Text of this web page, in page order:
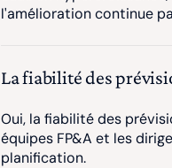
l'amélioration continue
La fiabilité des
Oui, la fiabilité des
équipes FP&A et les
planification.